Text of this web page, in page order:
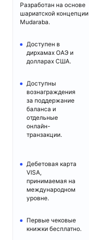
Разработан на основе
шариатской концепции
Mudaraba.
Доступен в
дирхамах ОАЭ и
долларах США.
Доступны
вознаграждения
за поддержание
баланса и
отдельные
онлайн-
транзакции.
Дебетовая карта
VISA,
принимаемая на
международном
уровне.
Первые чековые
книжки бесплатно.